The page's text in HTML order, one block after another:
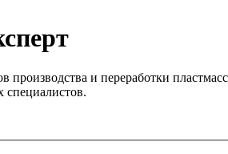
и переработки
специалистов.